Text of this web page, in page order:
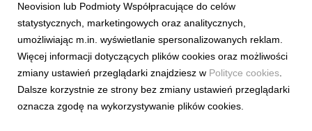
SPORT
Pełne walki półfinałowe „Projekt Fighter” już
w serwisie streamingowym CANAL+
29 lipca 2026
W serwisie streamingowym CANAL+ opublikowano dodatkowy,
bonusowy odcinek programu „Projekt Fighter”. Odpowiadając
na oczekiwania fanów MMA, CANAL+ udostępnił pełny
Neovision lub Podmioty Współpracujące do celów
statystycznych, marketingowych oraz analitycznych,
umożliwiając m.in. wyświetlanie spersonalizowanych reklam.
Więcej informacji dotyczących plików cookies oraz możliwości
zmiany ustawień przeglądarki znajdziesz w Polityce cookies
Dalsze korzystnie ze strony bez zmiany ustawień przeglądarki
oznacza zgodę na wykorzystywanie plików cookies.